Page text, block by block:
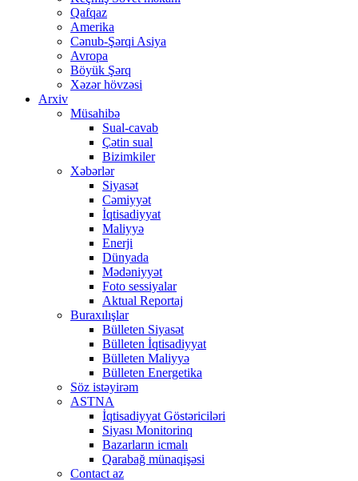
Qafqaz
Amerika
Cənub-Şərqi Asiya
Avropa
Böyük Şərq
Xəzər hövzəsi
Arxiv
Müsahibə
Sual-cavab
Çətin sual
Bizimkiler
Xəbərlər
Siyasət
Cəmiyyət
İqtisadiyyat
Maliyyə
Enerji
Dünyada
Mədəniyyət
Foto sessiyalar
Aktual Reportaj
Buraxılışlar
Bülleten Siyasət
Bülleten İqtisadiyyat
Bülleten Maliyyə
Bülleten Energetika
Söz istəyirəm
ASTNA
İqtisadiyyat Göstəriciləri
Siyası Monitorinq
Bazarların icmalı
Qarabağ münaqişəsi
Contact az